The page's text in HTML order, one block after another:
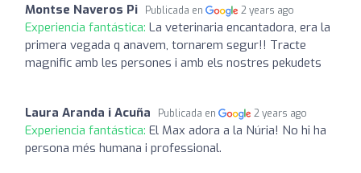
Montse Naveros Pi Publicada en 2 years ago
Experiencia fantástica: La veterinaria encantadora, era la
primera vegada q anavem, tornarem segur!! Tracte
magnific amb les persones i amb els nostres pekudets
Laura Aranda i Acuña Publicada en 2 years ago
Experiencia fantástica: El Max adora a la Núria! No hi ha
persona més humana i professional.